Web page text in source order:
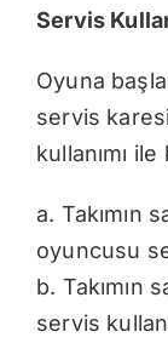
Servis
Oyuna
servis
kullanımı ile
a. Takımın
oyuncusu
b. Takımın
servis